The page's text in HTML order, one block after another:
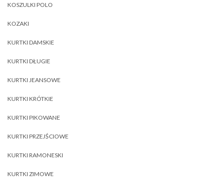
KOSZULKI POLO
KOZAKI
KURTKI DAMSKIE
KURTKI DŁUGIE
KURTKI JEANSOWE
KURTKI KRÓTKIE
KURTKI PIKOWANE
KURTKI PRZEJŚCIOWE
KURTKI RAMONESKI
KURTKI ZIMOWE